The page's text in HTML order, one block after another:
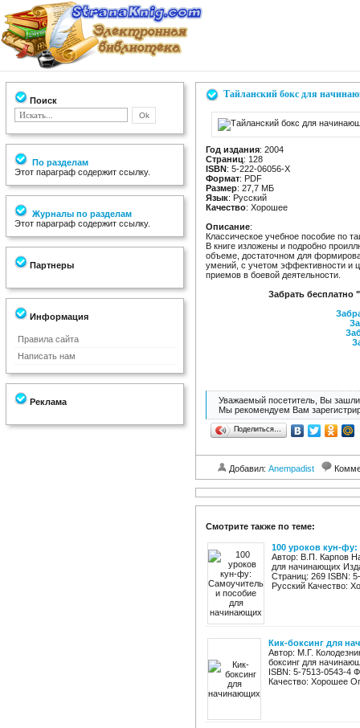
Поиск
По разделам
Этот параграф содержит ссылку.
Журналы по разделам
Этот параграф содержит ссылку.
Партнеры
Информация
Правила сайта
Написать нам
Реклама
Тайланский бокс для
Год издания: 2004
Страниц: 128
ISBN: 5-222-06056-X
Формат: PDF
Размер: 27,7 МБ
Язык: Русский
Качество: Хорошее
Описание:
Классическое учебное пособие по
В книге изложены и подробно
объеме, достаточном для
умений, с учетом эффективности и
приемов в боевой деятельности.
Забрать бесплатно
Уважаемый посетитель, Вы зашли
Мы рекомендуем Вам
Поделиться…
Добавил: Anempadist
Смотрите также по теме:
100 уроков кун-
Автор: В.П. Карпов
для начинающих
Страниц: 269 ISBN:
Русский Качество:
Кик-боксинг для
Автор: М.Г.
боксинг для
ISBN: 5-7513-0543-4
Качество: Хорошее